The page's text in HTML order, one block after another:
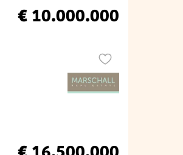
€ 10.000.000